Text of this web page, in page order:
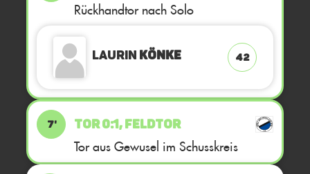
Rückhandtor nach Solo
Laurin Könke 42
7' TOR 0:1, FELDTOR
Tor aus Gewusel im Schusskreis